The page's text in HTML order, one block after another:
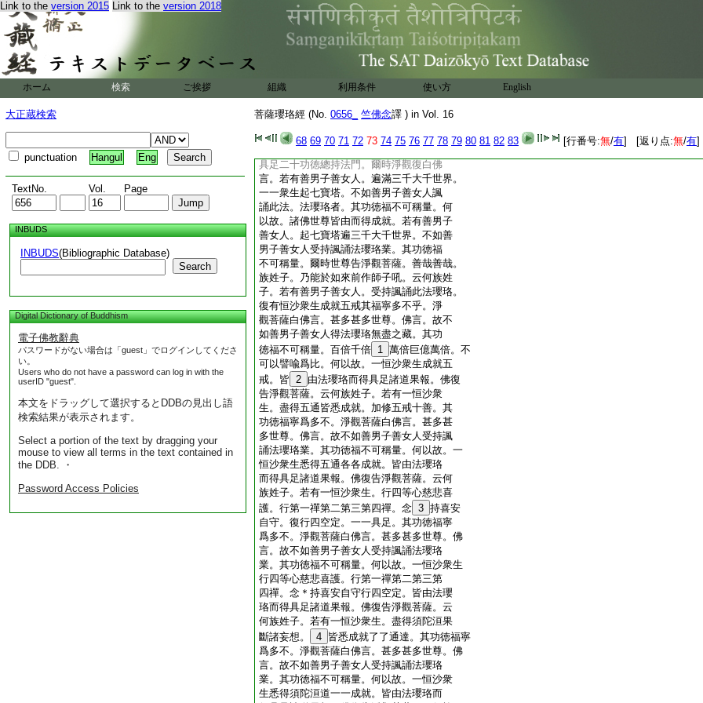
Link to the version 2015 Link to the version 2018
ホーム 検索 ご挨拶 組織 利用条件 使い方 English
大正蔵検索
punctuation Hangul Eng
TextNo. Vol. Page
INBUDS
INBUDS(Bibliographic Database)
Search
Digital Dictionary of Buddhism
電子佛教辭典
パスワードがない場合は「guest」でログインしてくださ
い。
Users who do not have a password can log in with the
userID "guest".
本文をドラッグして選択するとDDBの見出し語
検索結果が表示されます。
Select a portion of the text by dragging your
mouse to view all terms in the text contained in
the DDB. ・
Password Access Policies
菩薩瓔珞經 (No. 0656_ 竺佛念譯 ) in Vol. 16
68 69 70 71 72 73 74 75 76 77 78 79 80 81 82 83 [行番号:無/有] [返り点:無/有]
盡瓔珞本無心識。無量瓔珞。垢自淨故。劫
數瓔珞。無遠近故。知生瓔珞。
14
歎本無故。道
徳瓔珞。行自滅故。大乘瓔珞。諸根具足故。
解脱瓔珞。不見衆生故。法王瓔珞。説法無
窮故。無厭瓔珞。受法不 15
疲故。文字瓔珞。強
記不忘故。法界瓔珞。行具足故。法本瓔珞。
本無泥洹故。法
16 性瓔珞。無生滅故。弘誓瓔
珞。道性
17
自性故。眞如瓔珞。善本具足故。清
淨瓔珞。離生本無故。無礙瓔珞。通達往來
故。法起瓔珞。不著三處故。若有比丘比丘
具足二十功徳總持法門。爾時淨觀復白佛
言。若有善男子善女人。遍滿三千大千世界。
一一衆生起七寶塔。不如善男子善女人諷
誦此法。法瓔珞者。其功徳福不可稱量。何
以故。諸佛世尊皆由而得成就。若有善男子
善女人。起七寶塔遍三千大千世界。不如善
男子善女人受持諷誦法瓔珞業。其功徳福
不可稱量。爾時世尊告淨觀菩薩。善哉善哉。
族姓子。乃能於如來前作師子吼。云何族姓
子。若有善男子善女人。受持諷誦此法瓔珞。
復有恒沙衆生成就五戒其福寧多不乎。淨
觀菩薩白佛言。甚多甚多世尊。佛言。故不
如善男子善女人得法瓔珞無盡之藏。其功
徳福不可稱量。百倍千倍 1 萬倍巨億萬倍。不
可以譬喩爲比。何以故。一恒沙衆生成就五
戒。皆 2 由法瓔珞而得具足諸道果報。佛復
告淨觀菩薩。云何族姓子。若有一恒沙衆
生。盡得五通皆悉成就。加修五戒十善。其
功徳福寧爲多不。淨觀菩薩白佛言。甚多甚
多世尊。佛言。故不如善男子善女人受持諷
誦法瓔珞業。其功徳福不可稱量。何以故。一
恒沙衆生悉得五通各各成就。皆由法瓔珞
而得具足諸道果報。佛復告淨觀菩薩。云何
族姓子。若有一恒沙衆生。行四等心慈悲喜
護。行第一禪第二第三第四禪。念 3 持喜安
自守。復行四空定。一一具足。其功徳福寧
爲多不。淨觀菩薩白佛言。甚多甚多世尊。佛
言。故不如善男子善女人受持諷誦法瓔珞
業。其功徳福不可稱量。何以故。一恒沙衆生
行四等心慈悲喜護。行第一禪第二第三第
四禪。念＊持喜安自守行四空定。皆由法瓔
珞而得具足諸道果報。佛復告淨觀菩薩。云
何族姓子。若有一恒沙衆生。盡得須陀洹果
斷諸妄想。
4 皆悉成就了了通達。其功徳福寧
爲多不。淨觀菩薩白佛言。甚多甚多世尊。佛
言。故不如善男子善女人受持諷誦法瓔珞
業。其功徳福不可稱量。何以故。一恒沙衆
生悉得須陀洹道一一成就。皆由法瓔珞而